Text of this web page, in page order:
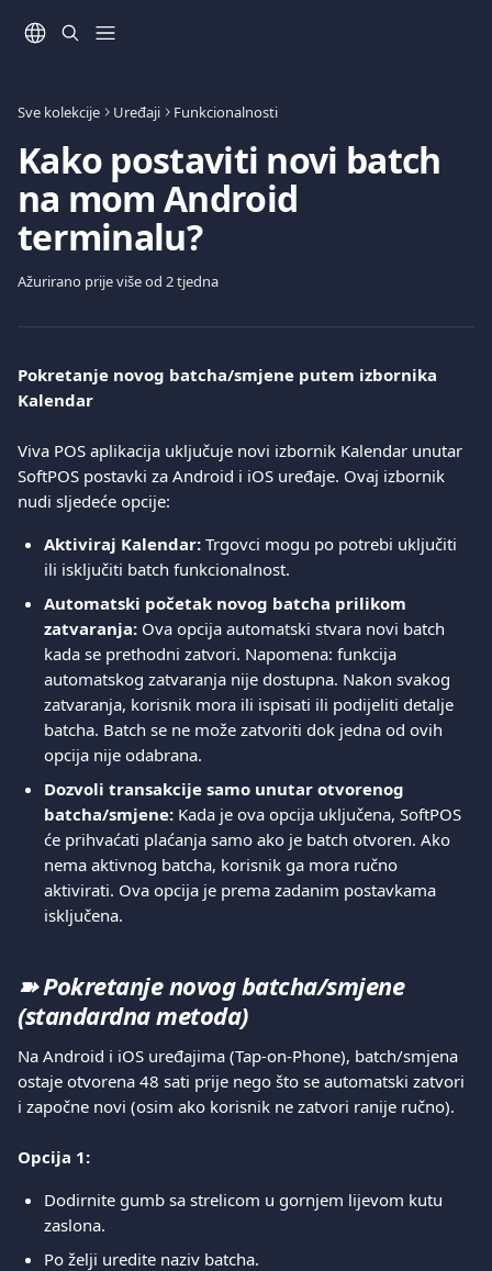
Sve kolekcije Uređaji Funkcionalnosti
Kako postaviti novi batch
na mom Android
terminalu?
Ažurirano prije više od 2 tjedna
Pokretanje novog batcha/smjene putem izbornika
Kalendar
Viva POS aplikacija uključuje novi izbornik Kalendar unutar
SoftPOS postavki za Android i iOS uređaje. Ovaj izbornik
nudi sljedeće opcije:
Aktiviraj Kalendar: Trgovci mogu po potrebi uključiti
ili isključiti batch funkcionalnost.
Automatski početak novog batcha prilikom
zatvaranja: Ova opcija automatski stvara novi batch
kada se prethodni zatvori. Napomena: funkcija
automatskog zatvaranja nije dostupna. Nakon svakog
zatvaranja, korisnik mora ili ispisati ili podijeliti detalje
batcha. Batch se ne može zatvoriti dok jedna od ovih
opcija nije odabrana.
Dozvoli transakcije samo unutar otvorenog
batcha/smjene: Kada je ova opcija uključena, SoftPOS
će prihvaćati plaćanja samo ako je batch otvoren. Ako
nema aktivnog batcha, korisnik ga mora ručno
aktivirati. Ova opcija je prema zadanim postavkama
isključena.
➽ Pokretanje novog batcha/smjene
(standardna metoda)
Na Android i iOS uređajima (Tap-on-Phone), batch/smjena
ostaje otvorena 48 sati prije nego što se automatski zatvori
i započne novi (osim ako korisnik ne zatvori ranije ručno).
Opcija 1:
Dodirnite gumb sa strelicom u gornjem lijevom kutu
zaslona.
Po želji uredite naziv batcha.